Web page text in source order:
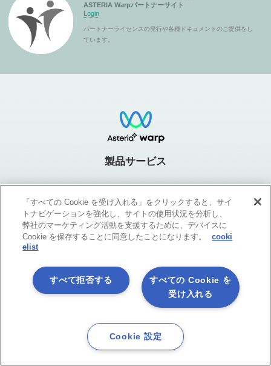
ASTERIA Warpパートナーサイト
Login
パートナーライセンスの発行や各種ドキュメントのご提供をし
ています。
製品サービス
ASTERIA Warpとは？
特長
導入事例 動作環境
ブログ
「すべての Cookie を受け入れる」をクリックすると、サイ
トナビゲーションを強化し、サイトの使用状況を分析し、
弊社のマーケティング活動を支援するために、デバイスに
Cookie を保存することに同意したことになります。
cooki
elist
すべての Cookie を
受け入れる
すべて拒否する
Cookie 設定